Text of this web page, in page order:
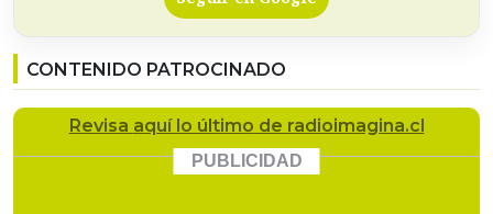
CONTENIDO PATROCINADO
Revisa aquí lo último de radioimagina.cl